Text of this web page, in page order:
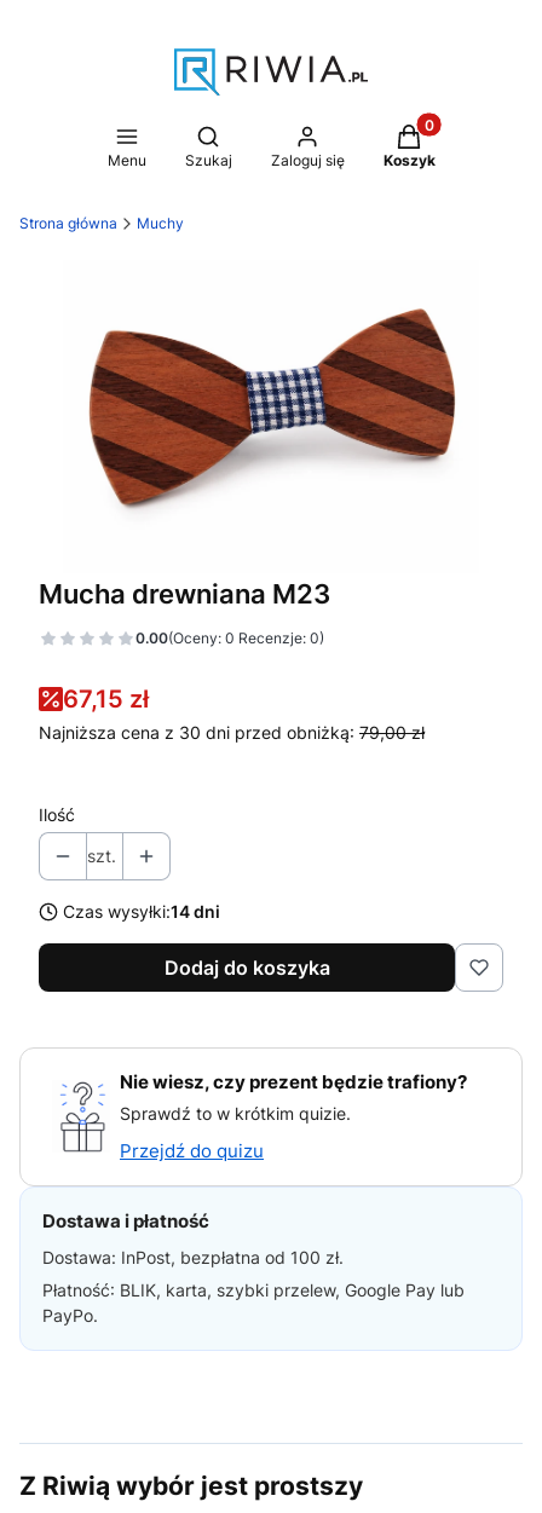
Menu
Otwórz wyszukiwarkę
Szukaj Zaloguj się
Produkty w
Koszyk
Strona główna Muchy
Mucha drewniana M23
0.00(Oceny: 0 Recenzje: 0)
67,15 zł
Najniższa cena z 30 dni przed obniżką: 79,00 zł
Ilość
szt.
Czas wysyłki:14 dni
Dodaj do koszyka
Nie wiesz, czy prezent będzie trafiony?
Sprawdź to w krótkim quizie.
Przejdź do quizu
Dostawa i płatność
Dostawa: InPost, bezpłatna od 100 zł.
Płatność: BLIK, karta, szybki przelew, Google Pay lub
PayPo.
Z Riwią wybór jest prostszy